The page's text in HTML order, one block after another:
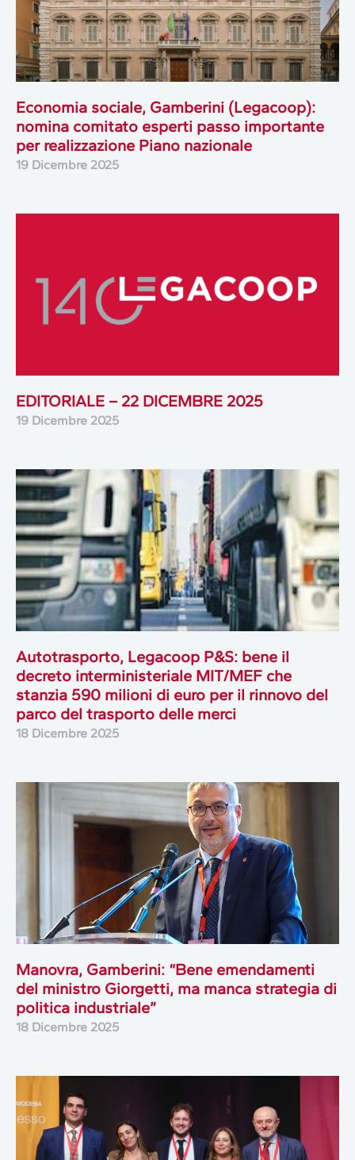
Economia sociale, Gamberini (Legacoop):
nomina comitato esperti passo importante
per realizzazione Piano nazionale
19 Dicembre 2025
EDITORIALE – 22 DICEMBRE 2025
19 Dicembre 2025
Autotrasporto, Legacoop P&S: bene il
decreto interministeriale MIT/MEF che
stanzia 590 milioni di euro per il rinnovo del
parco del trasporto delle merci
18 Dicembre 2025
Manovra, Gamberini: “Bene emendamenti
del ministro Giorgetti, ma manca strategia di
politica industriale”
18 Dicembre 2025